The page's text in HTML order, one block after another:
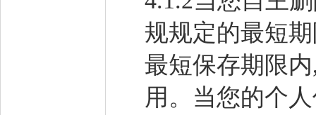
规规定的最短
最短保存期限
用。当您的个